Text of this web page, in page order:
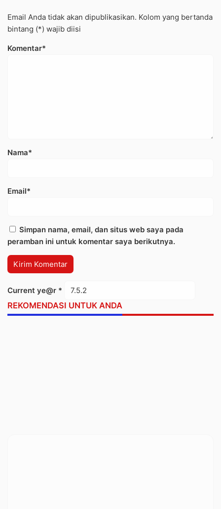
Email Anda tidak akan dipublikasikan. Kolom yang bertanda
bintang (*) wajib diisi
Komentar*
Nama*
Email*
Simpan nama, email, dan situs web saya pada
peramban ini untuk komentar saya berikutnya.
Current ye@r *
REKOMENDASI UNTUK ANDA